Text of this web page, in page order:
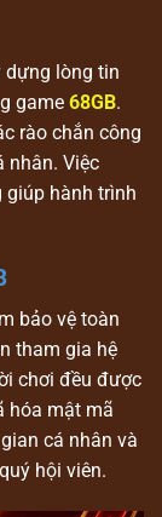
lòng tin
game 68GB.
rào chắn công
nhân. Việc
giúp hành trình
bảo vệ toàn
tham gia hệ
chơi đều được
hóa mật mã
cá nhân và
hội viên.